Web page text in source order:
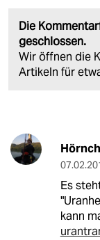
Die
geschlossen.
Wir öffnen die
Artikeln für
Es
kann